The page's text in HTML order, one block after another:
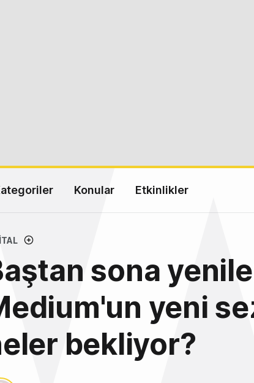
Konular Etkinlikler
sona
yeni
bekliyor?